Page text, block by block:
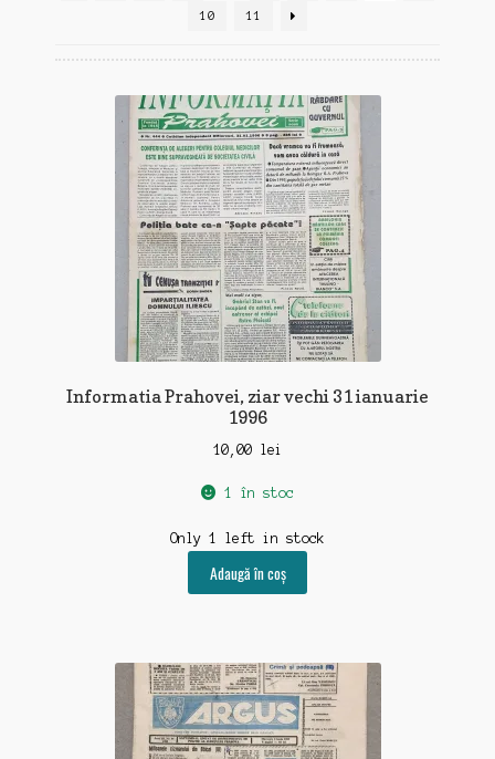
10 11
Informatia Prahovei, ziar vechi 31 ianuarie
1996
10,00 lei
1 în stoc
Only 1 left in stock
Adaugă în coș